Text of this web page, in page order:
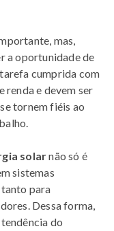
mas,
a oportunidade de
cumprida com
renda e devem ser
tornem fiéis ao
solarnão só é
sistemas
para
Dessa forma,
do